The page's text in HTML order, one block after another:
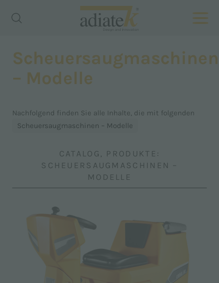
Scheuersaugmaschinen
– Modelle
Nachfolgend finden Sie alle Inhalte, die mit folgenden
Scheuersaugmaschinen – Modelle
CATALOG, PRODUKTE:
SCHEUERSAUGMASCHINEN –
MODELLE